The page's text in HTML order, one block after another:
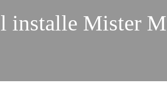
installe Mister